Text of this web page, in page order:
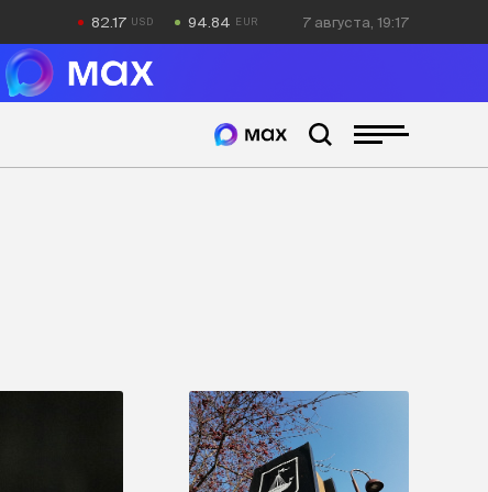
82.17 94.84 7 августа, 19:17